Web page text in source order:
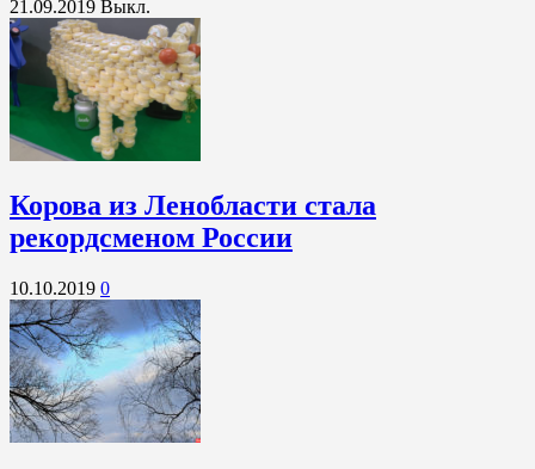
21.09.2019 Выкл.
Корова из Ленобласти стала
рекордсменом России
10.10.2019 0